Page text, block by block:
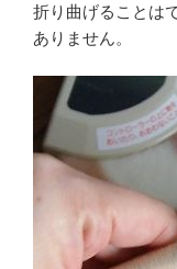
折り曲げることは
ありません。